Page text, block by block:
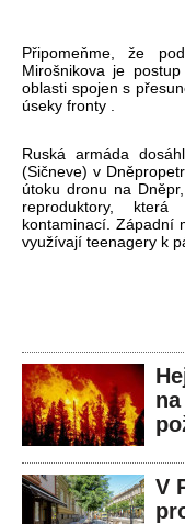
Připomeňme, že
Mirošnikova je postup
oblasti spojen s p
úseky fronty .
Ruská armáda
(Sičneve) v
útoku dronu na Dn
reproduktory, která
kontaminací. Západní
využívají teenagery k
V